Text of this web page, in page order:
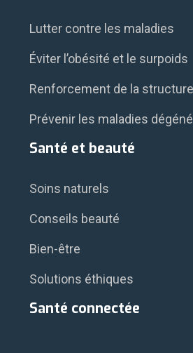
Lutter contre les maladies
Éviter l’obésité et le surpoids
Renforcement de la
Prévenir les maladies
Santé et beauté
Soins naturels
Conseils beauté
Bien-être
Solutions éthiques
Santé connectée